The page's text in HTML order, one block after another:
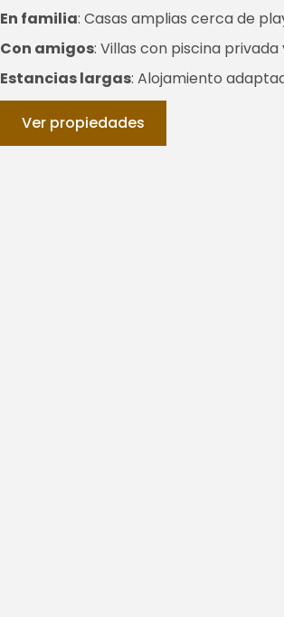
En familia: Casas amplias cerca de
Con amigos: Villas con piscina privada
Estancias largas: Alojamiento
Ver propiedades